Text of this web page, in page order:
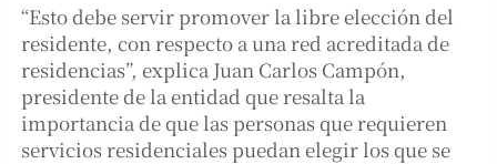
“Esto debe servir promover la libre elección del
residente, con respecto a una red acreditada de
residencias”, explica Juan Carlos Campón,
presidente de la entidad que resalta la
importancia de que las personas que requieren
servicios residenciales puedan elegir los que se